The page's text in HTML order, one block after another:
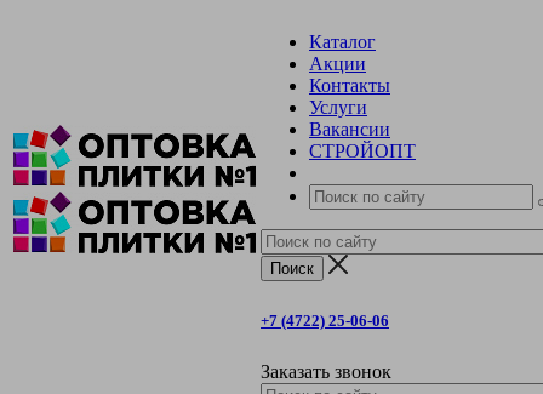
Каталог
Акции
Контакты
Услуги
Вакансии
СТРОЙОПТ
+7 (4722) 25-06-06
Заказать звонок